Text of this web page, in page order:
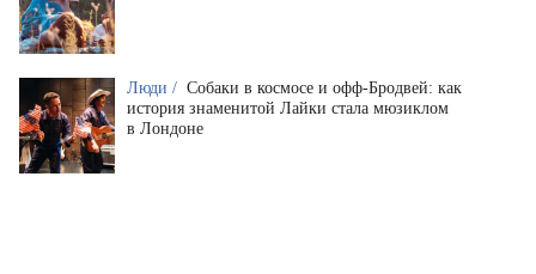
Люди / Собаки в космосе и офф-Бродвей: как
история знаменитой Лайки стала мюзиклом
в Лондоне